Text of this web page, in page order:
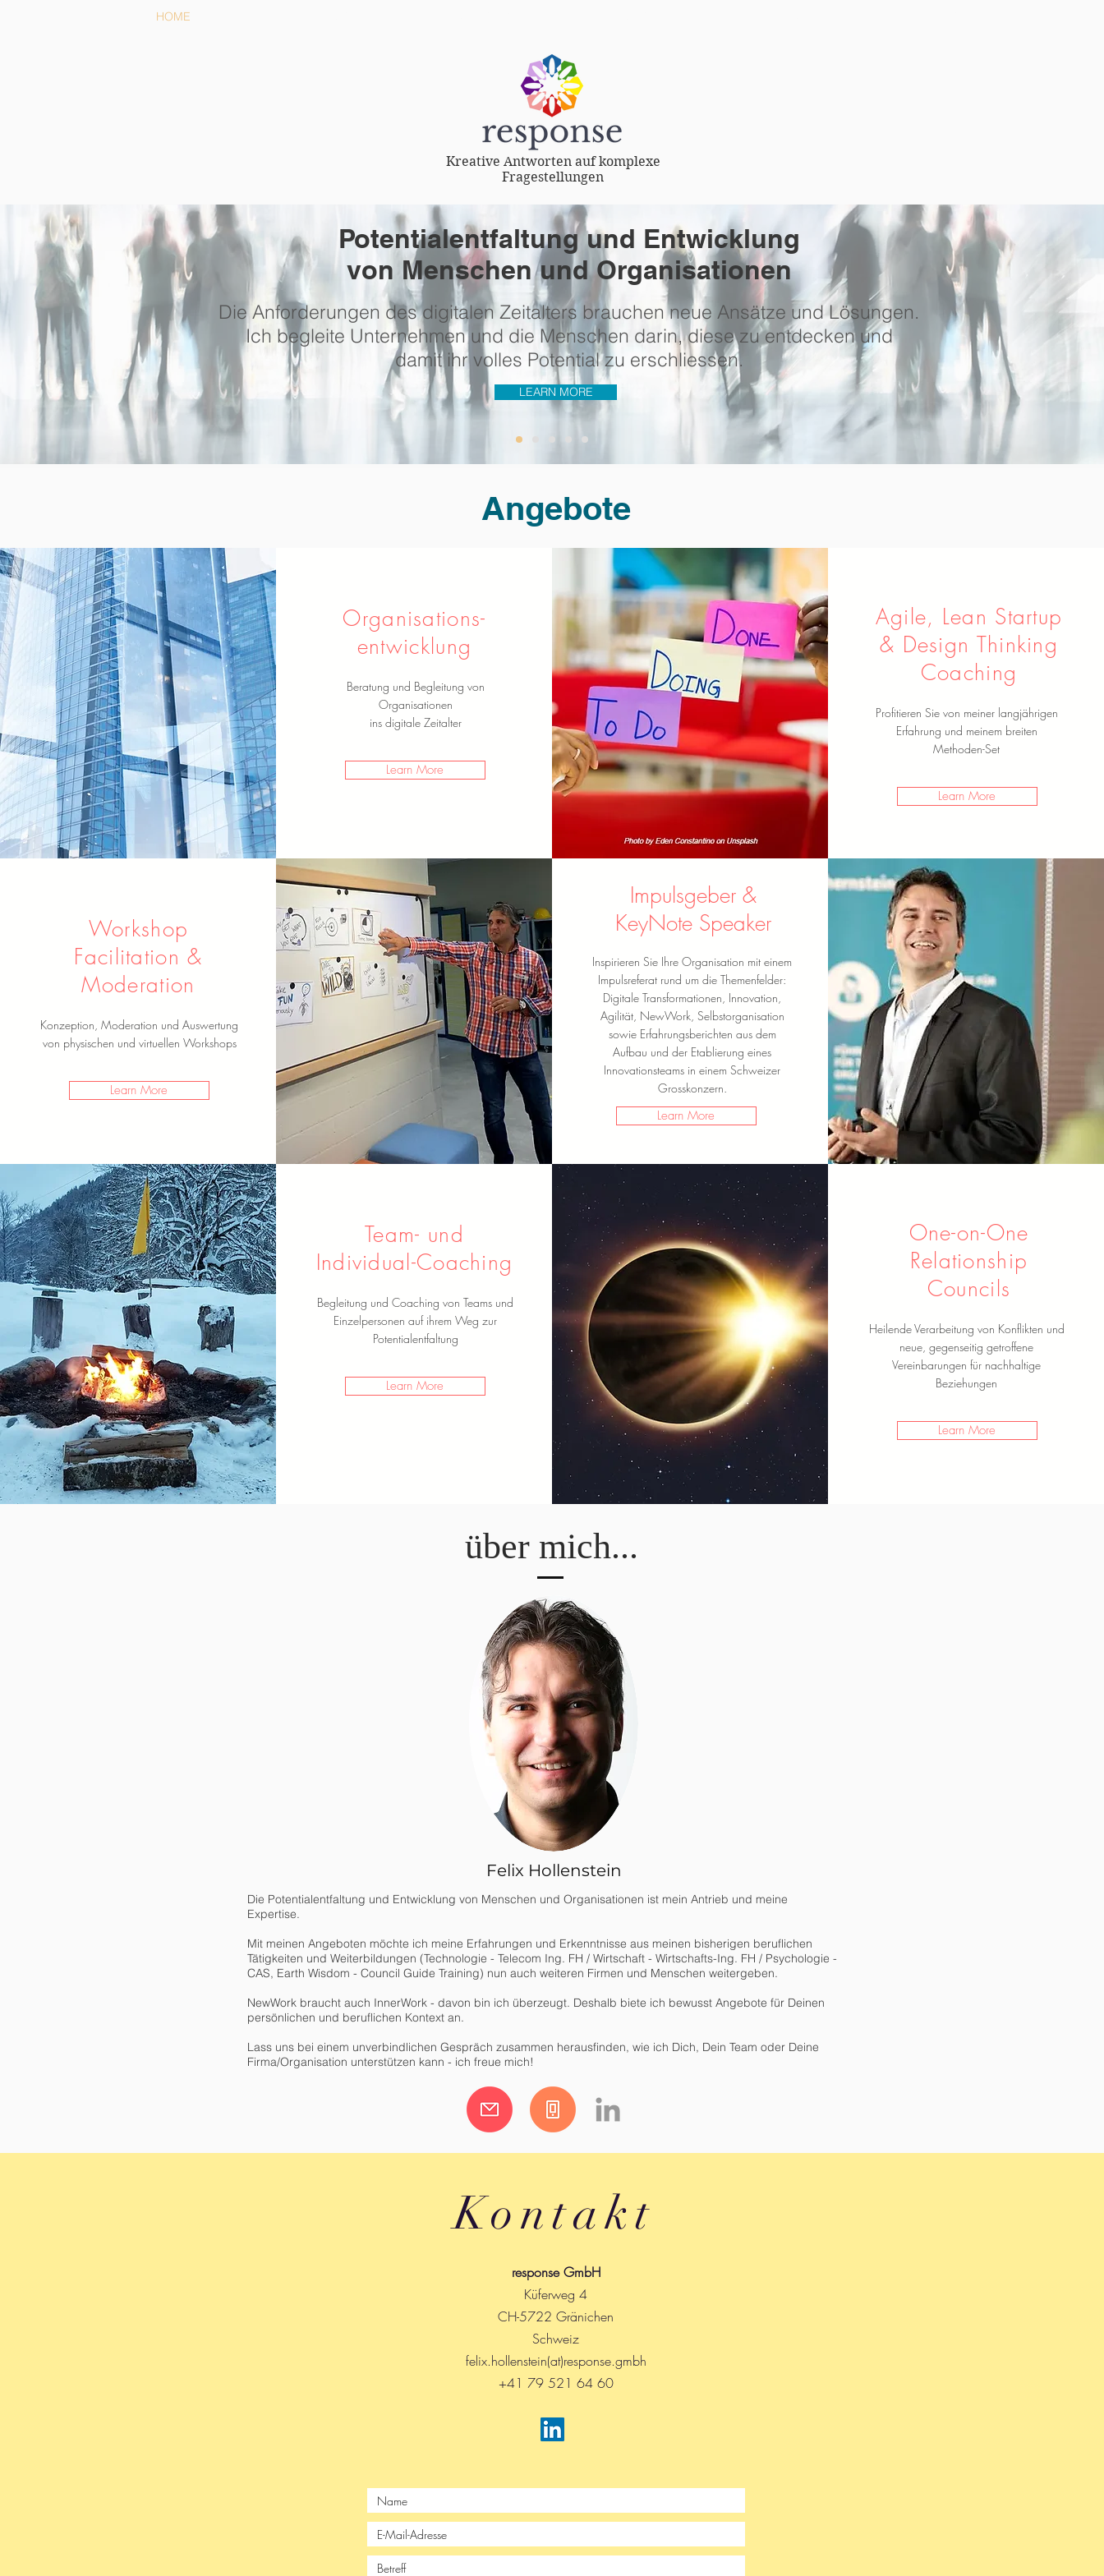
HOME
Kreative Antworten auf komplexe
Fragestellungen
Potentialentfaltung und Entwicklung
von Menschen und Organisationen
Die Anforderungen des digitalen Zeitalters brauchen neue Ansätze und Lösungen.
Ich begleite Unternehmen und die Menschen darin, diese zu entdecken und
damit ihr volles Potential zu erschliessen.
LEARN MORE
Angebote
Organisations-
entwicklung
Beratung und Begleitung von
Organisationen
ins digitale Zeitalter
Learn More
Agile, Lean Startup
& Design Thinking
Coaching
Profitieren Sie von meiner langjährigen
Erfahrung und meinem breiten
Methoden-Set
Learn More
Workshop
Facilitation &
Moderation
Konzeption, Moderation und Auswertung
von physischen und virtuellen Workshops
Learn More
Impulsgeber &
KeyNote Speaker
Inspirieren Sie Ihre Organisation mit einem
Impulsreferat rund um die Themenfelder:
Digitale Transformationen, Innovation,
Agilität, NewWork, Selbstorganisation
sowie Erfahrungsberichten aus dem
Aufbau und der Etablierung eines
Innovationsteams in einem Schweizer
Grosskonzern.
Learn More
Team- und
Individual-Coaching
Begleitung und Coaching von Teams und
Einzelpersonen auf ihrem Weg zur
Potentialentfaltung
Learn More
One-on-One
Relationship
Councils
Heilende Verarbeitung von Konflikten und
neue, gegenseitig getroffene
Vereinbarungen für nachhaltige
Beziehungen
Learn More
über mich...
Felix Hollenstein
Die Potentialentfaltung und Entwicklung von Menschen und Organisationen ist mein Antrieb und meine
Expertise.
Mit meinen Angeboten möchte ich meine Erfahrungen und Erkenntnisse aus meinen bisherigen beruflichen
Tätigkeiten und Weiterbildungen (Technologie - Telecom Ing. FH / Wirtschaft - Wirtschafts-Ing. FH / Psychologie -
CAS, Earth Wisdom - Council Guide Training) nun auch weiteren Firmen und Menschen weitergeben.
NewWork braucht auch InnerWork - davon bin ich überzeugt. Deshalb biete ich bewusst Angebote für Deinen
persönlichen und beruflichen Kontext an.
Lass uns bei einem unverbindlichen Gespräch zusammen herausfinden, wie ich Dich, Dein Team oder Deine
Firma/Organisation unterstützen kann - ich freue mich!
Kontakt
response GmbH
Küferweg 4
CH-5722 Gränichen
Schweiz
felix.hollenstein(at)response.gmbh
+41 79 521 64 60